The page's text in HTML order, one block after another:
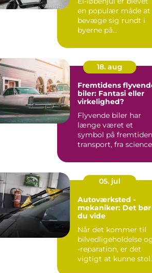
en populær måde at
bevæge sig rundt i
byerne på...
18. aug
Fremtidens
biler: Fantasi eller
virkelighed?
Flyvende biler har
længe været et
symbol på
transport, fra science
05. jul
Autoværksted -
mekaniker: Det bør
du vide
Når det kommer til
bilvedligeholdelse
-reparation, er det
vigtigt at kunne